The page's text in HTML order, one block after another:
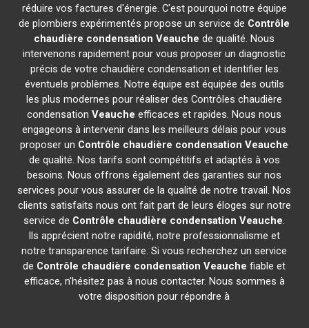
réduire vos factures d'énergie. C'est pourquoi notre équipe
de plombiers expérimentés propose un service de Contrôle
chaudière condensation Veauche de qualité. Nous
intervenons rapidement pour vous proposer un diagnostic
précis de votre chaudière condensation et identifier les
éventuels problèmes. Notre équipe est équipée des outils
les plus modernes pour réaliser des Contrôles chaudière
condensationVeauche efficaces et rapides. Nous nous
engageons à intervenir dans les meilleurs délais pour vous
proposer un Contrôle chaudière condensation Veauche
de qualité. Nos tarifs sont compétitifs et adaptés à vos
besoins. Nous offrons également des garanties sur nos
services pour vous assurer de la qualité de notre travail. Nos
clients satisfaits nous ont fait part de leurs éloges sur notre
service de Contrôle chaudière condensation Veauche.
Ils apprécient notre rapidité, notre professionnalisme et
notre transparence tarifaire. Si vous recherchez un service
de Contrôle chaudière condensation Veauche fiable et
efficace, n'hésitez pas à nous contacter. Nous sommes à
votre disposition pour répondre à